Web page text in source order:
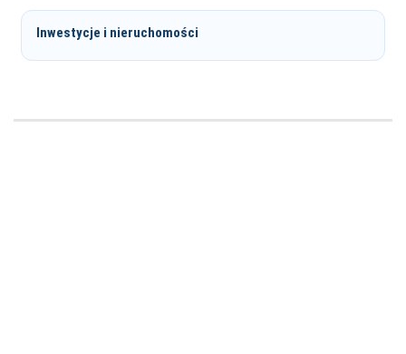
Inwestycje i nieruchomości